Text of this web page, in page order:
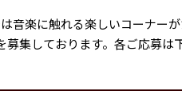
音楽に触れる楽しいコーナー
募集しております。各ご応募は